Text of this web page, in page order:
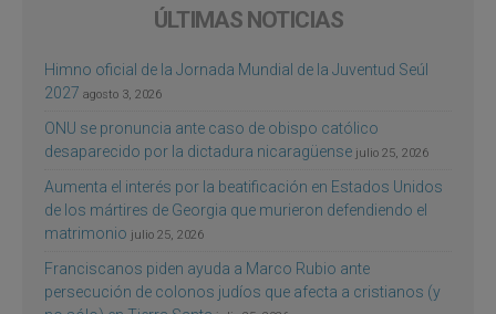
ÚLTIMAS NOTICIAS
Himno oficial de la Jornada Mundial de la Juventud Seúl
2027 agosto 3, 2026
ONU se pronuncia ante caso de obispo católico
desaparecido por la dictadura nicaragüense julio 25, 2026
Aumenta el interés por la beatificación en Estados Unidos
de los mártires de Georgia que murieron defendiendo el
matrimonio julio 25, 2026
Franciscanos piden ayuda a Marco Rubio ante
persecución de colonos judíos que afecta a cristianos (y